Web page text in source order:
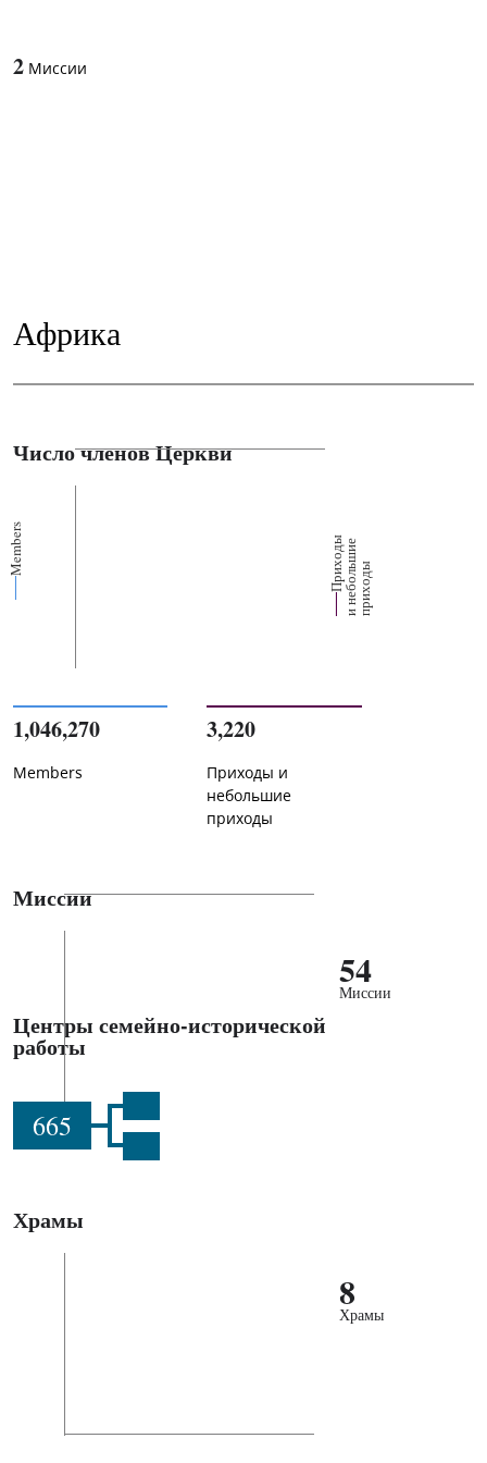
2 Миссии
Африка
Число членов Церкви
Members П
р
их
о
д
ы
и
н
е
б
о
ль
ш
ие
п
р
и
х
о
ды
1,046,270
Members
3,220
Приходы и
небольшие
приходы
Миссии
54
Миссии
Центры семейно-исторической
работы
665
Храмы
8
Храмы